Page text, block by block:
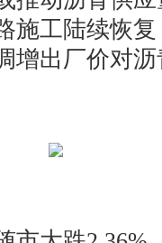
施工陆续恢
增出厂价对